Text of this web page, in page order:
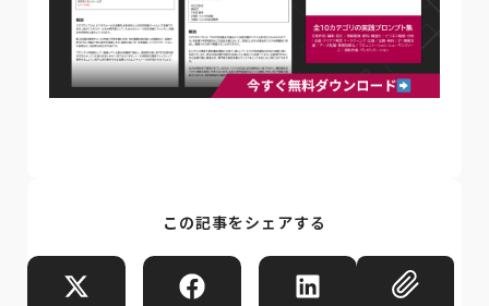
この記事をシェアする